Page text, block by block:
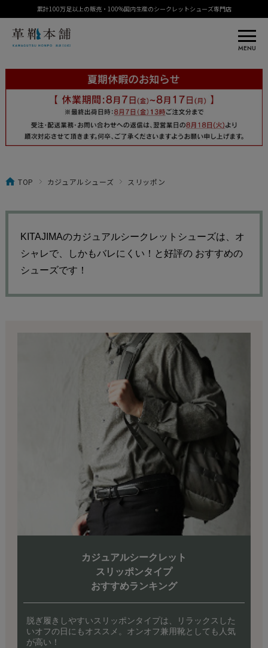
累計100万足以上の販売・100%国内生産のシークレットシューズ専門店
MENU
TOP カジュアルシューズ スリッポン
KITAJIMAのカジュアルシークレットシューズは、オ
シャレで、しかもバレにくい！と好評のおすすめの
シューズです！
カジュアルシークレット
スリッポンタイプ
おすすめランキング
脱ぎ履きしやすいスリッポンタイプは、リラックスした
いオフの日にもオススメ。オンオフ兼用靴としても人気
が高い！